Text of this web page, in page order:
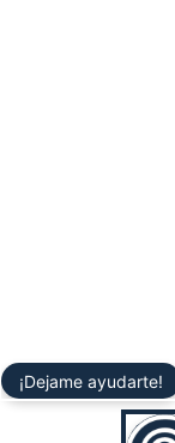
¡Dejame ayudarte!